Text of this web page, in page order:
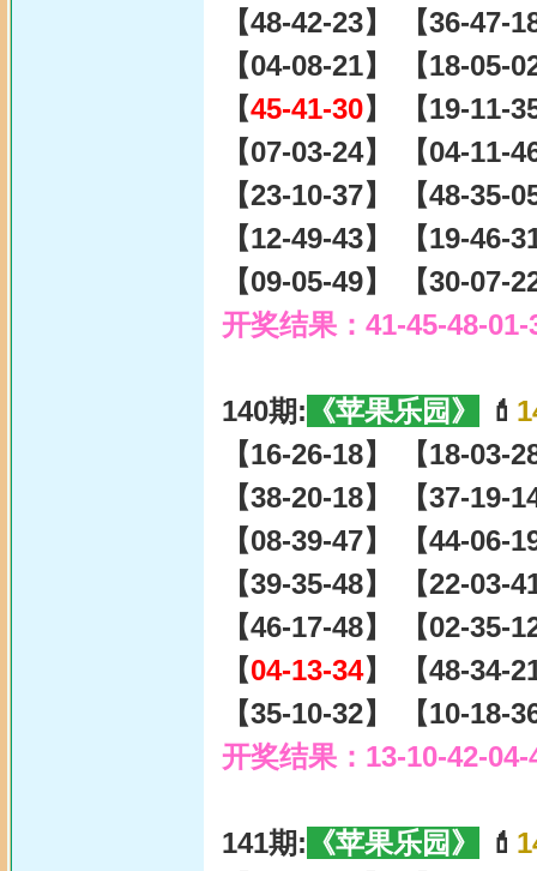
【48-42-23】 【36-47-
【04-08-21】 【18-05-
【45-41-30】 【19-11-
【07-03-24】 【04-11-
【23-10-37】 【48-35-
【12-49-43】 【19-46-
【09-05-49】 【30-07-
开奖结果：41-45-48-
140期: 《苹果乐园》 💄
【16-26-18】 【18-03-
【38-20-18】 【37-19-
【08-39-47】 【44-06-
【39-35-48】 【22-03-
【46-17-48】 【02-35-
【04-13-34】 【48-34-
【35-10-32】 【10-18-
开奖结果：13-10-42-
141期: 《苹果乐园》 💄